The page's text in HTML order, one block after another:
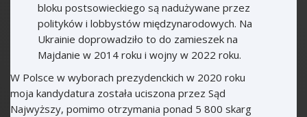
bloku postsowieckiego są nadużywane przez
polityków i lobbystów międzynarodowych. Na
Ukrainie doprowadziło to do zamieszek na
Majdanie w 2014 roku i wojny w 2022 roku.
W Polsce w wyborach prezydenckich w 2020 roku
moja kandydatura została uciszona przez Sąd
Najwyższy, pomimo otrzymania ponad 5 800 skarg